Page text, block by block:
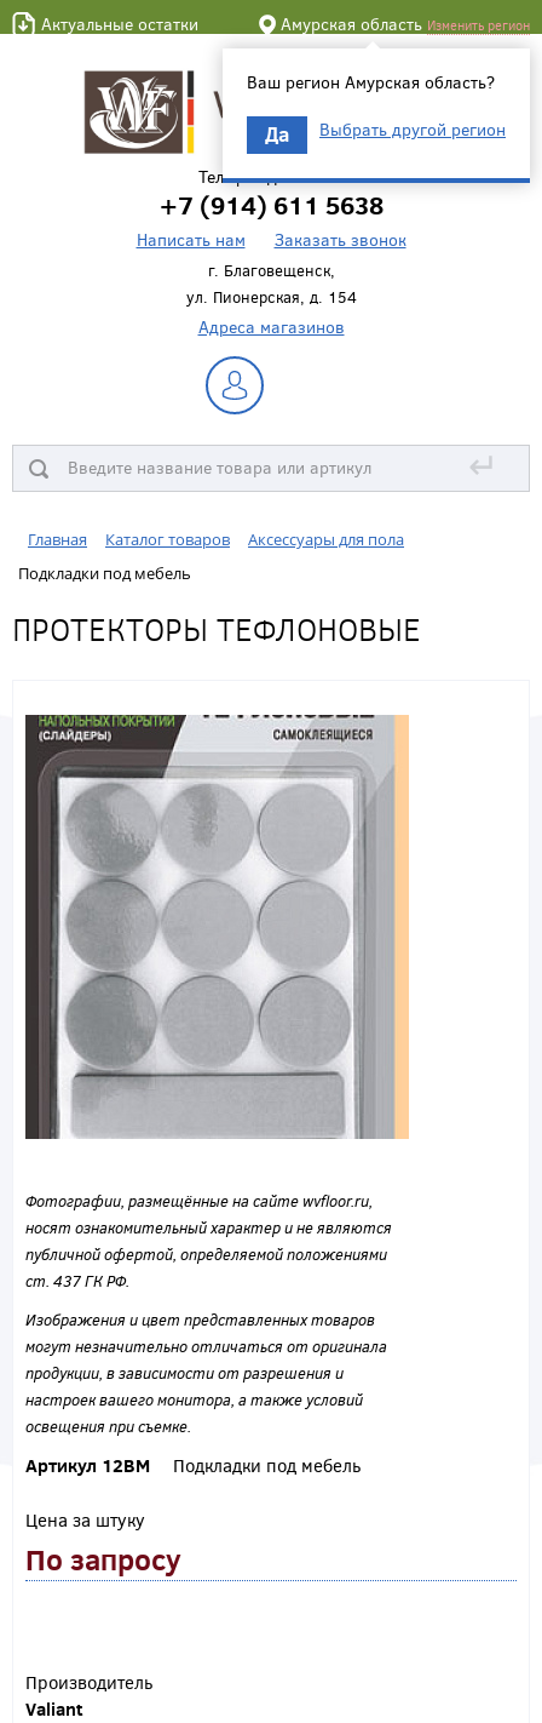
Актуальные остатки Амурская область Изменить регион
Ваш регион Амурская область?
Да Выбрать другой регион
Телефон для связи
+7 (914) 611 5638
Написать нам Заказать звонок
г. Благовещенск,
ул. Пионерская, д. 154
Адреса магазинов
↵
Главная Каталог товаров
Аксессуары для пола
Подкладки под мебель
ПРОТЕКТОРЫ ТЕФЛОНОВЫЕ
Фотографии, размещённые на сайте wvfloor.ru,
носят ознакомительный характер и не являются
публичной офертой, определяемой положениями
ст. 437 ГК РФ.
Изображения и цвет представленных товаров
могут незначительно отличаться от оригинала
продукции, в зависимости от разрешения и
настроек вашего монитора, а также условий
освещения при съемке.
Артикул 12ВМ Подкладки под мебель
Цена за штуку
По запросу
Производитель
Valiant